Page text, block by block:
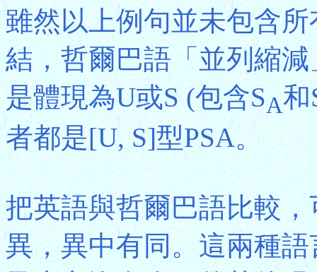
雖然以上例句並未包含
結，哲爾巴語「並列縮
是體現為U或S (包含SA和
者都是[U, S]型PSA。
把英語與哲爾巴語比較
異，異中有同。這兩種